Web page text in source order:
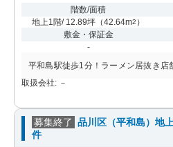
階数/面積
地上1階/ 12.89坪 （42.64m2 ）
敷金・保証金
-
平和島駅徒歩1分！ラーメン居抜き店
取扱会社: －
募集終了 品川区（平和島）地
件